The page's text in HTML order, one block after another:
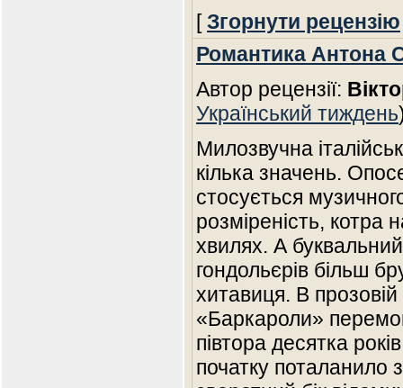
[Згорнути рецензію
Романтика Антона
Автор рецензії:
Український тиждень
Милозвучна
кілька значень.
стосується
розміреність, котра
хвилях. А буквальний
гондольєрів більш
хитавиця. В
«Баркароли»
півтора десятка
початку поталанило